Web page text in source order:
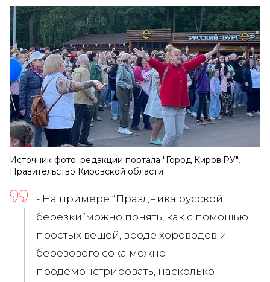
Источник фото: редакции портала "Город Киров.РУ",
Правительство Кировской области
- На примере “Праздника русской
березки”можно понять, как с помощью
простых вещей, вроде хороводов и
березового сока можно
продемонстрировать, насколько